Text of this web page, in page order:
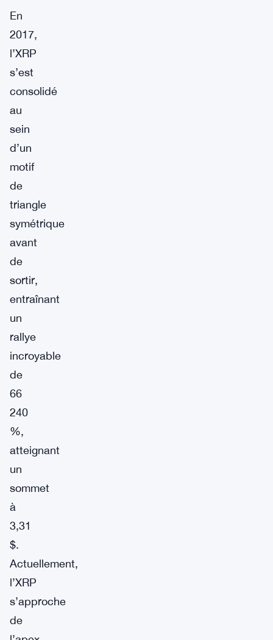
En
2017,
l’XRP
s’est
consolidé
au
sein
d’un
motif
de
triangle
symétrique
avant
de
sortir,
entraînant
un
rallye
incroyable
de
66
240
%,
atteignant
un
sommet
à
3,31
$.
Actuellement,
l’XRP
s’approche
de